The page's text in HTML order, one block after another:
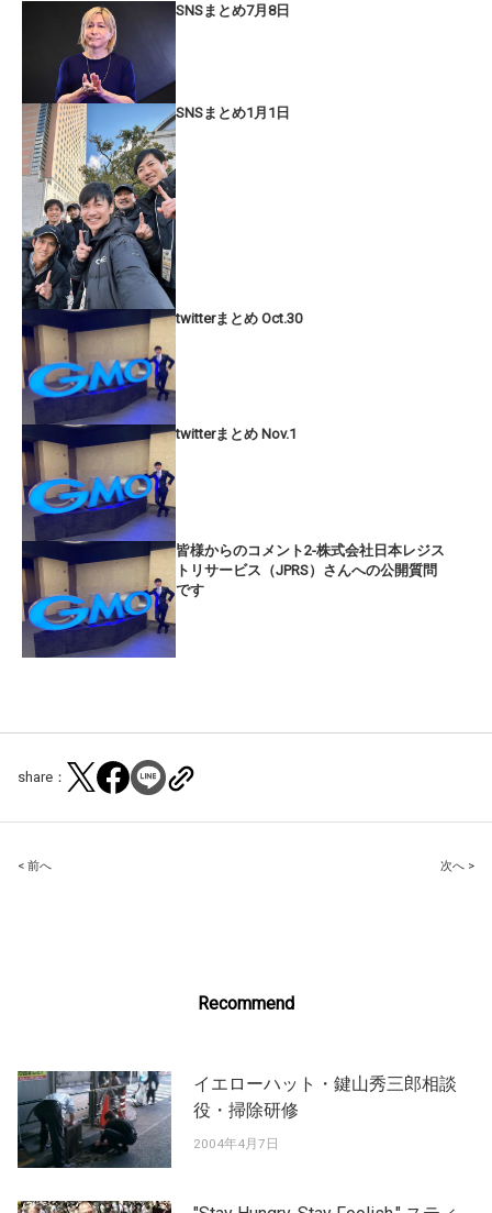
SNSまとめ7月8日
SNSまとめ1月1日
twitterまとめ Oct.30
twitterまとめ Nov.1
皆様からのコメント2-株式会社日本レジス
トリサービス（JPRS）さんへの公開質問
です
share：
Post
< 前へ 次へ >
Recommend
イエローハット・鍵山秀三郎相談
役・掃除研修
2004年4月7日